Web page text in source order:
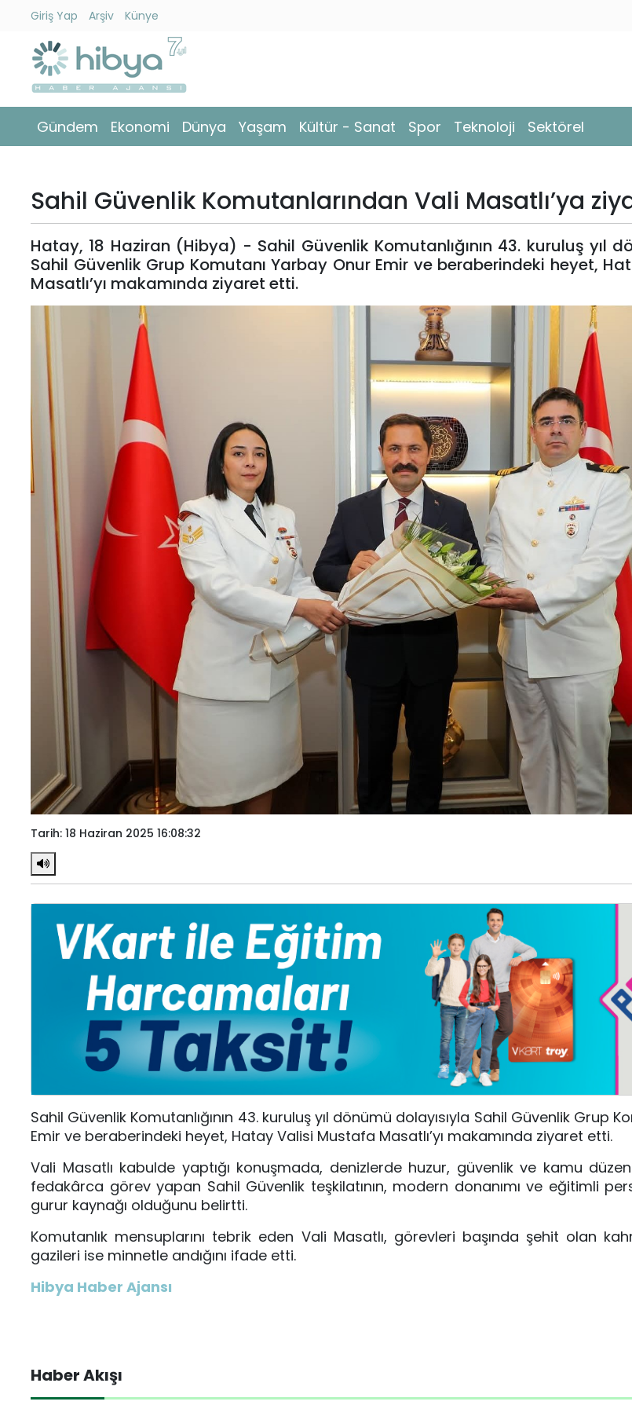
Giriş Yap Arşiv Künye
Gündem Ekonomi Dünya Yaşam Kültür - Sanat Spor Teknoloji Sektörel
Gündem
Ekonomi
Yaşam
Kültür
Sanat
Teknoloji
Sektörel
Arşiv
Sahil Güvenlik Komutanlarından Vali Masatlı’ya
Hatay, 18 Haziran (Hibya) - Sahil Güvenlik Komutanlığının 43. kuruluş yıl
Sahil Güvenlik Grup Komutanı Yarbay Onur Emir ve beraberindeki heyet,
Masatlı’yı makamında ziyaret etti.
Tarih: 18 Haziran 2025 16:08:32
Sahil Güvenlik Komutanlığının 43. kuruluş yıl dönümü dolayısıyla Sahil Güvenlik Grup
Emir ve beraberindeki heyet, Hatay Valisi Mustafa Masatlı’yı makamında ziyaret etti.
Vali Masatlı kabulde yaptığı konuşmada, denizlerde huzur, güvenlik ve kamu
fedakârca görev yapan Sahil Güvenlik teşkilatının, modern donanımı ve eğitimli
gurur kaynağı olduğunu belirtti.
Komutanlık mensuplarını tebrik eden Vali Masatlı, görevleri başında şehit olan
gazileri ise minnetle andığını ifade etti.
Hibya Haber Ajansı
Haber Akışı